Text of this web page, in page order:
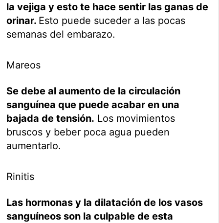
la vejiga y esto te hace sentir las ganas de
orinar. Esto puede suceder a las pocas
semanas del embarazo.
Mareos
Se debe al aumento de la circulación
sanguínea que puede acabar en una
bajada de tensión. Los movimientos
bruscos y beber poca agua pueden
aumentarlo.
Rinitis
Las hormonas y la dilatación de los vasos
sanguíneos son la culpable de esta